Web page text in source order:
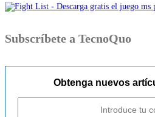
Subscríbete a TecnoQuo
Obtenga nuevos